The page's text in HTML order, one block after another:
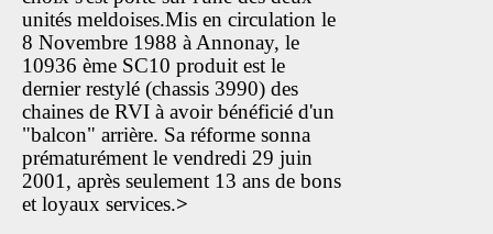
unités meldoises.Mis en circulation le
8 Novembre 1988 à Annonay, le
10936 ème SC10 produit est le
dernier restylé (chassis 3990) des
chaines de RVI à avoir bénéficié d'un
"balcon" arrière. Sa réforme sonna
prématurément le vendredi 29 juin
2001, après seulement 13 ans de bons
et loyaux services.>